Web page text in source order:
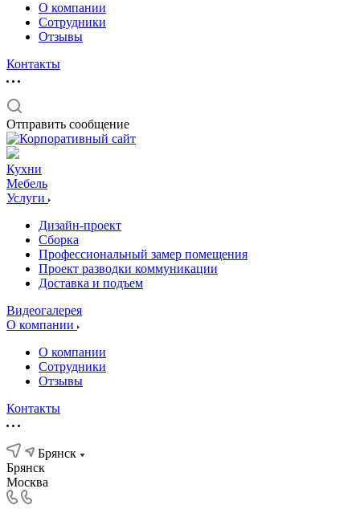
О компании
Сотрудники
Отзывы
Контакты
Отправить сообщение
Кухни
Мебель
Услуги
Дизайн-проект
Сборка
Профессиональный замер помещения
Проект разводки коммуникации
Доставка и подъем
Видеогалерея
О компании
О компании
Сотрудники
Отзывы
Контакты
Брянск
Брянск
Москва